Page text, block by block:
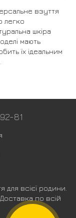
взуття
легко
шкіра
мають
їх ідеальним
81
всієї родини.
по всій